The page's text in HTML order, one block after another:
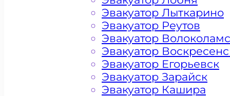
Цена от 4500 рублей
+ 100 РУБЛЕЙ ЗА КИЛОМЕТР
Эвакуатор Лыткарино
Эвакуатор Реутов
Эвакуатор
Эвакуатор
Эвакуатор Егорьевск
Эвакуатор Зарайск
Эвакуатор Кашира